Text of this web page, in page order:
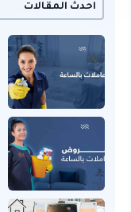
احدث المقالات